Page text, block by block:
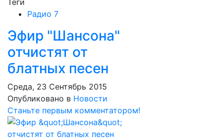
Теги
Радио 7
Эфир "Шансона"
отчистят от
блатных песен
Среда, 23 Сентябрь 2015
Опубликовано в Новости
Станьте первым комментатором!